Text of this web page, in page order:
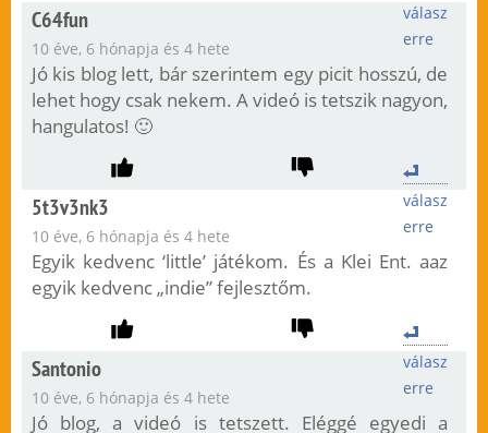
válasz
erre
C64fun
10 éve, 6 hónapja és 4 hete
Jó kis blog lett, bár szerintem egy picit hosszú, de
lehet hogy csak nekem. A videó is tetszik nagyon,
hangulatos! 🙂
válasz
erre
5t3v3nk3
10 éve, 6 hónapja és 4 hete
Egyik kedvenc ‘little’ játékom. És a Klei Ent. aaz
egyik kedvenc „indie” fejlesztőm.
válasz
erre
Santonio
10 éve, 6 hónapja és 4 hete
Jó blog, a videó is tetszett. Eléggé egyedi a